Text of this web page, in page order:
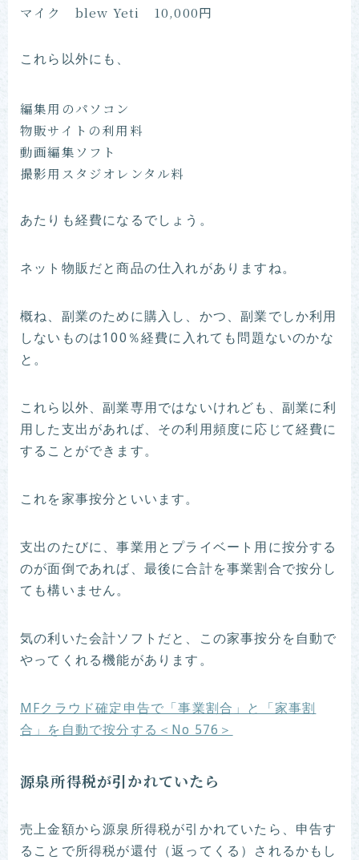
マイク blew Yeti 10,000円
これら以外にも、
編集用のパソコン
物販サイトの利用料
動画編集ソフト
撮影用スタジオレンタル料
あたりも経費になるでしょう。
ネット物販だと商品の仕入れがありますね。
概ね、副業のために購入し、かつ、副業でしか利用
しないものは100％経費に入れても問題ないのかな
と。
これら以外、副業専用ではないけれども、副業に利
用した支出があれば、その利用頻度に応じて経費に
することができます。
これを家事按分といいます。
支出のたびに、事業用とプライベート用に按分する
のが面倒であれば、最後に合計を事業割合で按分し
ても構いません。
気の利いた会計ソフトだと、この家事按分を自動で
やってくれる機能があります。
MFクラウド確定申告で「事業割合」と「家事割
合」を自動で按分する＜No 576＞
源泉所得税が引かれていたら
売上金額から源泉所得税が引かれていたら、申告す
ることで所得税が還付（返ってくる）されるかもし